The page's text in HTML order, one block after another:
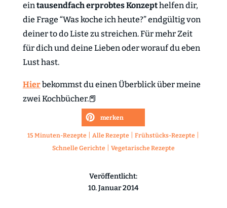
eintausendfach erprobtes Konzepthelfen dir,
die Frage “Was koche ich heute?” endgültig von
deiner to do Liste zu streichen. Für mehr Zeit
für dich und deine Lieben oder worauf du eben
Lust hast.
Hierbekommst du einen Überblick über meine
zwei Kochbücher.📕
merken
15 Minuten-Rezepte |Alle Rezepte |Frühstücks-Rezepte
Schnelle Gerichte Vegetarische Rezepte
Veröffentlicht:
10. Januar 2014